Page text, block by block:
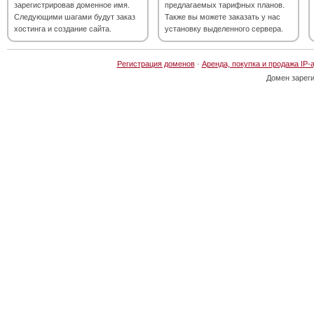
зарегистрировав доменное имя.
Следующими шагами будут заказ
хостинга и создание сайта.
предлагаемых тарифных планов.
Также вы можете заказать у нас
установку выделенного сервера.
Регистрация доменов· Аренда, покупка и продажа IP-
Домен